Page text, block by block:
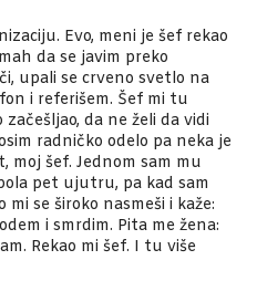
Evo, meni je šef rekao
da se javim preko
upali se crveno svetlo na
i referišem. Šef mi tu
da ne želi da vidi
radničko odelo pa neka je
šef. Jednom sam mu
pet ujutru, pa kad sam
se široko nasmeši i kaže:
i smrdim. Pita me žena:
Rekao mi šef. I tu više